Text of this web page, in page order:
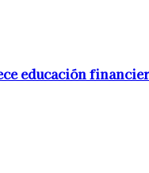
educación